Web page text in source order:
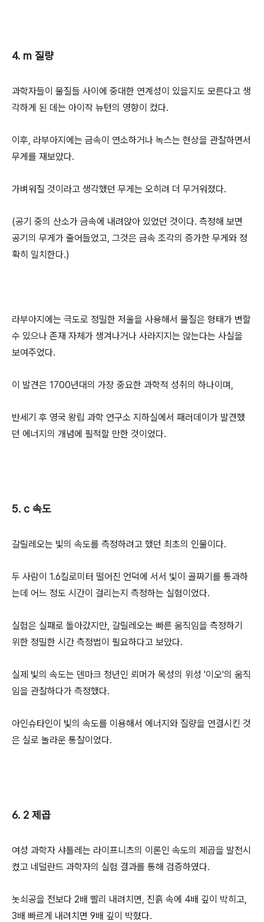
4. m 질량
과학자들이 물질들 사이에 중대한 연계성이 있을지도 모른다고 생
각하게 된 데는 아이작 뉴턴의 영향이 컸다.
이후, 라부아지에는 금속이 연소하거나 녹스는 현상을 관찰하면서
무게를 재보았다.
가벼워질 것이라고 생각했던 무게는 오히려 더 무거워졌다.
(공기 중의 산소가 금속에 내려앉아 있었던 것이다. 측정해 보면
공기의 무게가 줄어들었고, 그것은 금속 조각의 증가한 무게와 정
확히 일치한다.)
라부아지에는 극도로 정밀한 저울을 사용해서 물질은 형태가 변할
수 있으나 존재 자체가 생겨나거나 사라지지는 않는다는 사실을
보여주었다.
이 발견은 1700년대의 가장 중요한 과학적 성취의 하나이며,
반세기 후 영국 왕립 과학 연구소 지하실에서 패러데이가 발견했
던 에너지의 개념에 필적할 만한 것이었다.
5. c 속도
갈릴레오는 빛의 속도를 측정하려고 했던 최초의 인물이다.
두 사람이 1.6킬로미터 떨어진 언덕에 서서 빛이 골짜기를 통과하
는데 어느 정도 시간이 걸리는지 측정하는 실험이었다.
실험은 실패로 돌아갔지만, 갈릴레오는 빠른 움직임을 측정하기
위한 정밀한 시간 측정법이 필요하다고 보았다.
실제 빛의 속도는 덴마크 청년인 뢰머가 목성의 위성 '이오'의 움직
임을 관찰하다가 측정했다.
아인슈타인이 빛의 속도를 이용해서 에너지와 질량을 연결시킨 것
은 실로 놀라운 통찰이었다.
6. 2 제곱
여성 과학자 샤틀레는 라이프니츠의 이론인 속도의 제곱을 발전시
켰고 네덜란드 과학자의 실험 결과를 통해 검증하였다.
놋쇠공을 전보다 2배 빨리 내려치면, 진흙 속에 4배 깊이 박히고,
3배 빠르게 내려치면 9배 깊이 박혔다.